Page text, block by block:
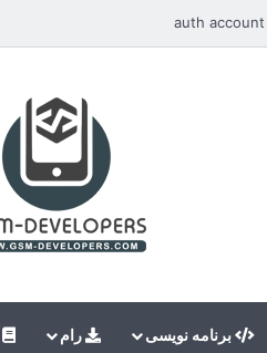
برنامه نویسی رام